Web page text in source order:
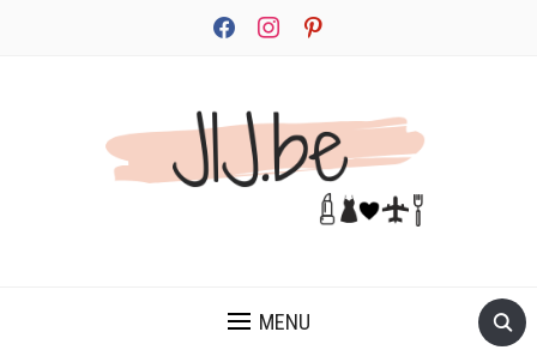
facebookinstagrampinterest
MENU